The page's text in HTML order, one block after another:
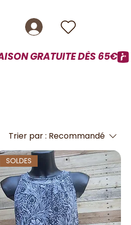
Trier par : Recommandé
SOLDES